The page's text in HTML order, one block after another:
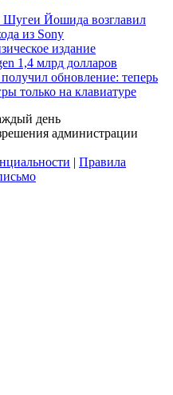
Йошида возглавил
из Sony
издание
1,4 млрд долларов
обновление: теперь
только на клавиатуре
день
администрации
| Правила